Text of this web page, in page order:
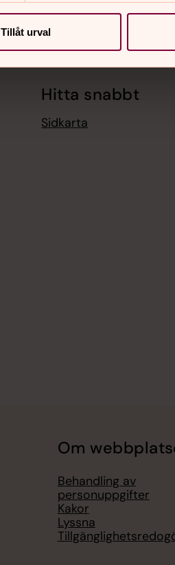
Tillåt urval
Hitta snabbt
Sidkarta
Om
Behandling av
personuppgifter
Kakor
Lyssna